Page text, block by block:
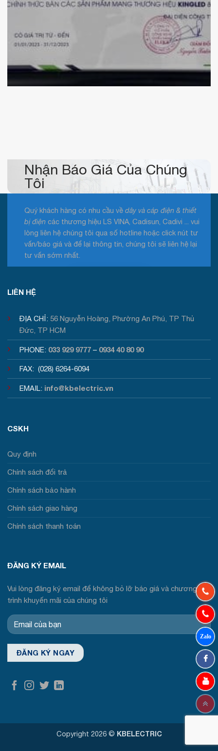
Chứng nhận đại lý chính hãng Kingled của KBElectric
Nhận Báo Giá Của Chúng
Tôi
Quý khách hàng có nhu cầu về dây và cáp điện & thiết
bị điện các thương hiệu LS VINA, Cadisun, Cadivi ... vui
lòng liên hệ chúng tôi qua số hotline hoặc click nút tư
vấn/báo giá và để lại thông tin, chúng tôi sẽ liên hệ lại
tư vấn sớm nhất.
LIÊN HỆ
ĐỊA CHỈ: 56 Nguyễn Hoàng, Phường An Phú, TP Thủ
Đức, TP HCM
PHONE: 033 929 9777 – 0934 40 80 90
FAX: (028) 6264-6094
EMAIL: info@kbelectric.vn
CSKH
Quy định
Chính sách đổi trả
Chính sách bảo hành
Chính sách giao hàng
Chính sách thanh toán
ĐĂNG KÝ EMAIL
Vui lòng đăng ký email để không bỏ lỡ báo giá và chương
trình khuyến mãi của chúng tôi
Copyright 2026 © KBELECTRIC